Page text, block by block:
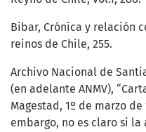
Bibar, Crónica y relación
reinos de Chile, 255.
Archivo Nacional de
(en adelante ANMV),
Magestad, 1º de marzo de
embargo, no es claro si